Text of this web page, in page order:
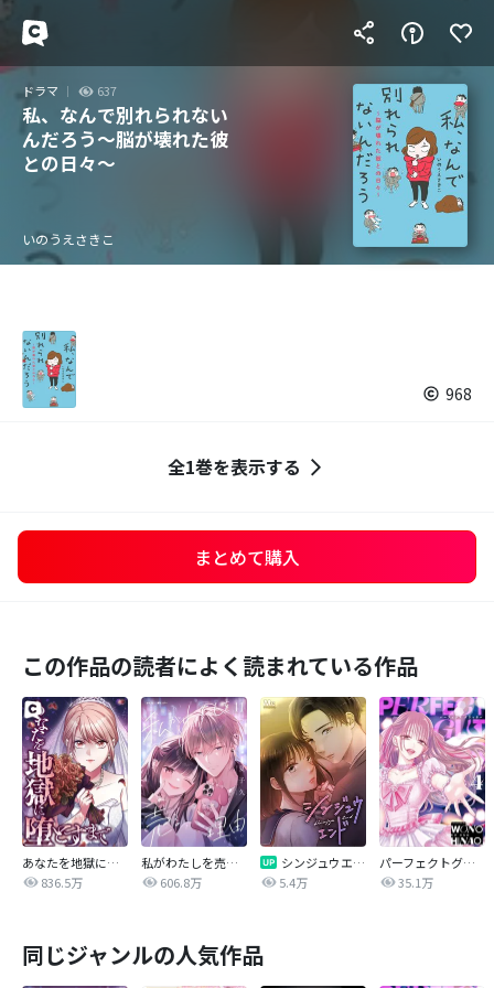
ドラマ 637
私、なんで別れられない
んだろう～脳が壊れた彼
との日々～
いのうえさきこ
968
全1巻を表示する
まとめて購入
この作品の読者によく読まれている作品
あなたを地獄に堕とすまで
836.5万
私がわたしを売る理由
606.8万
シンジュウエンド【タテヨミ】
5.4万
パーフェクトグリッター
35.1万
同じジャンルの人気作品